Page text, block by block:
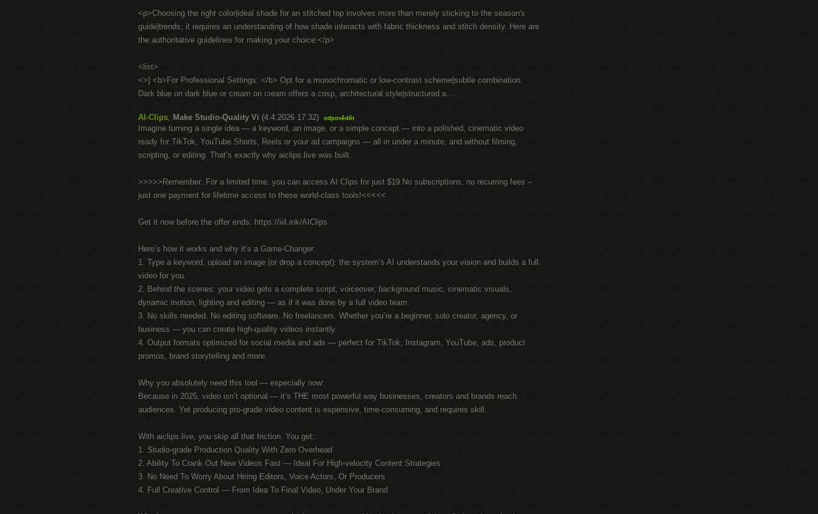
<p>Choosing the right color|ideal shade for an stitched top involves more than merely sticking to the season's
guide|trends; it requires an understanding of how shade interacts with fabric thickness and stitch density. Here are
the authoritative guidelines for making your choice:</p>
<list>
<>] <b>For Professional Settings: </b> Opt for a monochromatic or low-contrast scheme|subtle combination.
Dark blue on dark blue or cream on cream offers a crisp, architectural style|structured a...
AI-Clips, Make Studio-Quality Vi (4.4.2026 17:32) odpovědět
Imagine turning a single idea — a keyword, an image, or a simple concept — into a polished, cinematic video
ready for TikTok, YouTube Shorts, Reels or your ad campaigns — all in under a minute, and without filming,
scripting, or editing. That’s exactly why aiclips.live was built.
>>>>>Remember: For a limited time, you can access AI Clips for just $19 No subscriptions, no recurring fees –
just one payment for lifetime access to these world-class tools!<<<<<
Get it now before the offer ends: https://iiil.ink/AIClips
Here’s how it works and why it’s a Game-Changer:
1. Type a keyword, upload an image (or drop a concept): the system’s AI understands your vision and builds a full
video for you.
2. Behind the scenes: your video gets a complete script, voiceover, background music, cinematic visuals,
dynamic motion, lighting and editing — as if it was done by a full video team.
3. No skills needed. No editing software. No freelancers. Whether you’re a beginner, solo creator, agency, or
business — you can create high-quality videos instantly.
4. Output formats optimized for social media and ads — perfect for TikTok, Instagram, YouTube, ads, product
promos, brand storytelling and more.
Why you absolutely need this tool — especially now:
Because in 2025, video isn’t optional — it’s THE most powerful way businesses, creators and brands reach
audiences. Yet producing pro-grade video content is expensive, time-consuming, and requires skill.
With aiclips.live, you skip all that friction. You get:
1. Studio-grade Production Quality With Zero Overhead
2. Ability To Crank Out New Videos Fast — Ideal For High-velocity Content Strategies
3. No Need To Worry About Hiring Editors, Voice Actors, Or Producers
4. Full Creative Control — From Idea To Final Video, Under Your Brand